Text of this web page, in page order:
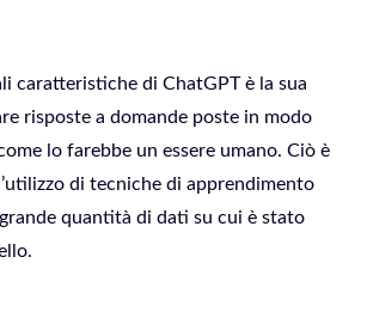
caratteristiche di ChatGPT è la sua
risposte a domande poste in modo
lo farebbe un essere umano. Ciò è
di tecniche di apprendimento
quantità di dati su cui è stato